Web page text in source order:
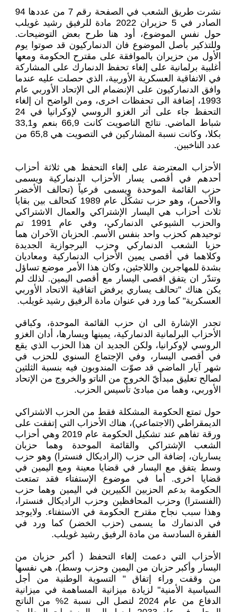
نشرت طريق الشعب في الصفحة رقم 7 من عددها 94
الصادر في 5 حزيران 2022 مادة للرفيق رشيد غويلب
حول نفس الموضوع، أود هنا طرح بعض التوضيحات.
وللتذكير بأصل الموضوع فان الدنماركيون قد صوتوا يوم
الأول من حزيران بالموافقة على مقترح الحكومة ومعها
أغلبية برلمانية على إلغاء تحفظ الدنمارك على المشاركة
في الاتفاقية العسكرية الأوربية، الذي حصلت عليه عندما
وافق الدنماركيون على الإنضمام الى الإتحاد الأوربي عام
1993، إضافة الى تحفظات اخرى، ومن الواضح ان إلغاء
التحفظ جاء على أثر الغزو الروسي لإوكرانيا في 24
شباط الماضي. نتائج التاصويت كانت 66,9 بنعم و33,1
بكلا، وكانت نسبة المشاركين في التصويت هي 65,8 من
عدد الناخبين.
الأحزاب المعترضة على إلغاء التحفظ هي ثلاثة أحزاب
أحدهم في أقصى يسار الأحزاب الدنماركية ويسمى
حزب القائمة الموحدة ويسمى فرعياً (تحالف الأخضر
والأحمر)، وهو حزب تشكّل عام 1989 كتحالف بين بقايا
ثلاث أحزاب هي اليسار الإشتراكي والعمال الاشتراكي
والحزب الشيوعي الدنماركي، وفي عام 1991 تم
توحيدهم كحزب واحد بنفس الأسم. الحزبان الآخران هما
حزبا الشعب الدنماركي وحزب البرجوازية الجديدة
وكلاهما في أقصى يمين الأحزاب الدنماركية ومعاديان
بشدة للمهاجرين واللاجئين، وكان هذا الأمر موضع تساؤل
وتندّر ان يتفق اقصى اليسار مع أقصى اليمين. لذلك لم
يكن هناك "تحالف يساري يرفض اتفاقية الاتحاد الأوربي
العسكرية" كما ورد في عنوان مادة الرفيق رشيد غويلب.
تجدر الإشارة الى ان حزب القائمة الموحدة، وكباقي
الأحزاب البرلمانية الدنماركية، يمينها ويسارها، أدان الغزو
الروسي لإوكرانيا، ولكن الجديد ان هذا الحزب الذي يقع
في أقصى اليسار، وفي الإجتماع السنوي للحزب في
شهر آيار الماضي قد صوّت المندوبون فيه بنسبة الثلثين
لصالح تعليق مبدأيّ الخروج من الناتو والخروج من الإتحاد
الأوربي، وهما من مبادئ تأسيس الحزب.
حول تمتع الحكومة المشكلة فقط من الحزب الاشتراكي
الديمقراطي (الاجتماعي)، هناك الأحزاب التي إتفقت على
ورقة تفاهم عند تشكيل الحكومة عام 2019 وهي أحزاب
الشعب الإشتراكي والقائمة الموحدة وهما حزبان
يساريان، إضافة الى حزب (الراديكال فنسترا) وهو حزب
وسط يتفق مع اليسار في قضايا معينة ومع اليمين في
قضايا اخرى. أما في موضوع الإستفتاء فقد تمتعت
الحكومة بدعم الحزبين الكبيرين في اليمين وهما حزب
(الفنسترا) وحزب المحافظين وحزب الراديكال فنسترا،
وهذا سبب نجاح مقترح الحكومة في الاستفتاء. ولايوجد
في الدنمارك ما يسمى (حزب الخضر) كما ورد في
الفقرة السادسة من مادة الرفيق رشيد غويلب.
الأحزاب التي دعمت إلغاء التحفظ ( أكبر حزبان من
اليسار وأكبر حزبان من اليمين وحزب وسط)، هي نفسها
من وقفت وراء إتفاق " التسوية الوطنية من أجل
السياسية الأمنية" لزيادة ميزانية المساهمة في ميزانية
الدفاع من عام 2024 لتصل الى نسبة 2% من الناتج